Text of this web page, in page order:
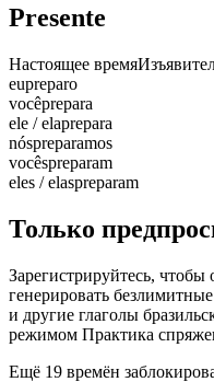
Presente
Настоящее время
eupreparo
vocêprepara
ele / elaprepara
nóspreparamos
vocêspreparam
eles / elaspreparam
Только
Зарегистрируйтесь, чтобы
генерировать
и другие глаголы
режимом Практика
Ещё 19 времён